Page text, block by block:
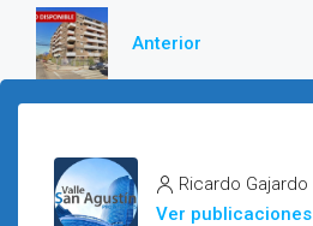
Anterior
Ricardo Gajardo
Ver publicaciones